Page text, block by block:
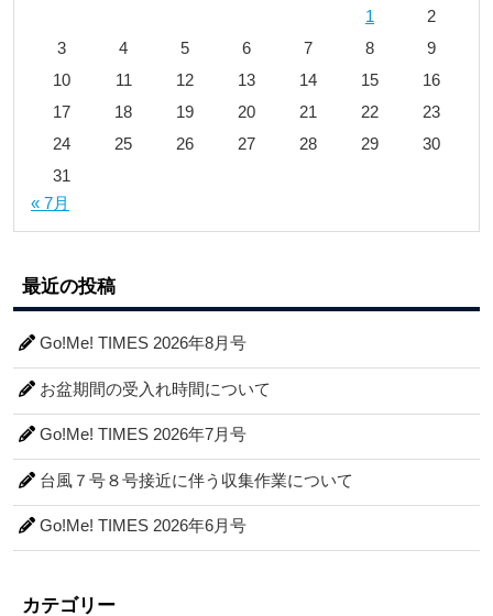
1
2
3
4 5 6 7 8
9
10
11 12 13 14 15
16
17
18 19 20 21 22
23
24
25 26 27 28 29
30
31
« 7月
最近の投稿
Go!Me! TIMES 2026年8月号
お盆期間の受入れ時間について
Go!Me! TIMES 2026年7月号
台風７号８号接近に伴う収集作業について
Go!Me! TIMES 2026年6月号
カテゴリー